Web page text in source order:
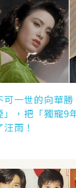
可一世的向華
」，把「獨寵9
汪雨！